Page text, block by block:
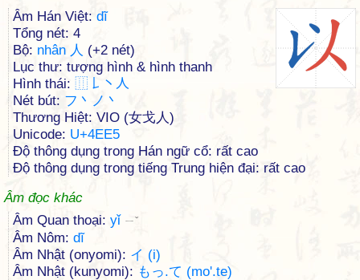
Âm Hán Việt: dĩ
Tổng nét: 4
Bộ: nhân 人 (+2 nét)
Lục thư: tượng hình & hình thanh
Hình thái: ⿲ 𠄌 丶 人
Nét bút: フ丶ノ丶
Thương Hiệt: VIO (女戈人)
Unicode: U+4EE5
Độ thông dụng trong Hán ngữ cổ: rất cao
Độ thông dụng trong tiếng Trung hiện đại: rất cao
Âm đọc khác
Âm Quan thoại: yǐ ㄧˇ
Âm Nôm: dĩ
Âm Nhật (onyomi): イ (i)
Âm Nhật (kunyomi): もっ.て (mo'.te)